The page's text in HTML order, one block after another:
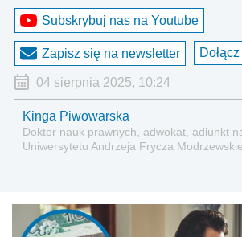
Subskrybuj nas na Youtube
Zapisz się na newsletter
04 sierpnia 2025, 10:24
Kinga Piwowarska
Doktor nauk prawnych, adwokat, adiunkt
Uniwersytetu Andrzeja Frycza
oraz Rzecznik Akademicki ds. równego
administracyjnoprawnych aspektach
pomocą socjalną.